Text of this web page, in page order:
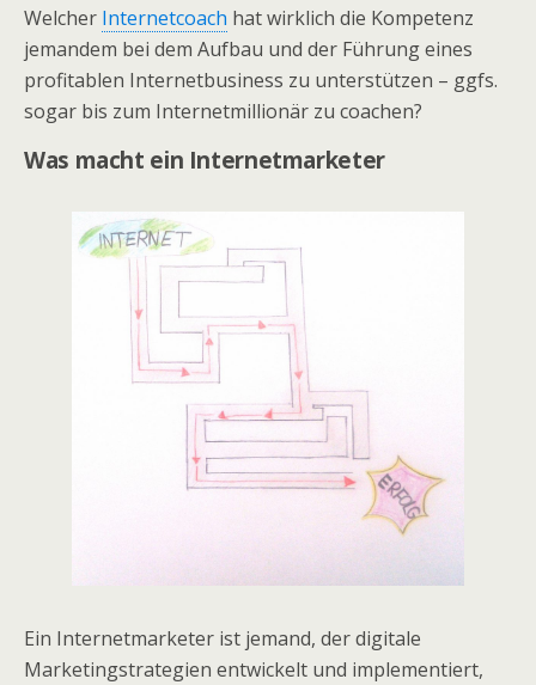
Welcher Internetcoach hat wirklich die Kompetenz
jemandem bei dem Aufbau und der Führung eines
profitablen Internetbusiness zu unterstützen – ggfs.
sogar bis zum Internetmillionär zu coachen?
Was macht ein Internetmarketer
Ein Internetmarketer ist jemand, der digitale
Marketingstrategien entwickelt und implementiert,